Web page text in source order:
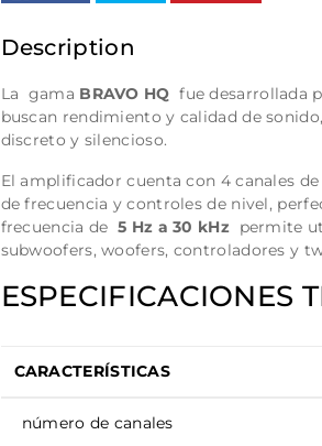
Description
La gama BRAVO HQ fue desarrollada
buscan rendimiento y calidad de
discreto y silencioso.
El amplificador cuenta con 4 canales
de frecuencia y controles de nivel,
frecuencia de5 Hz a 30 kHzpermite
subwoofers, woofers, controladores y
ESPECIFICACIONES
CARACTERÍSTICAS
número de canales